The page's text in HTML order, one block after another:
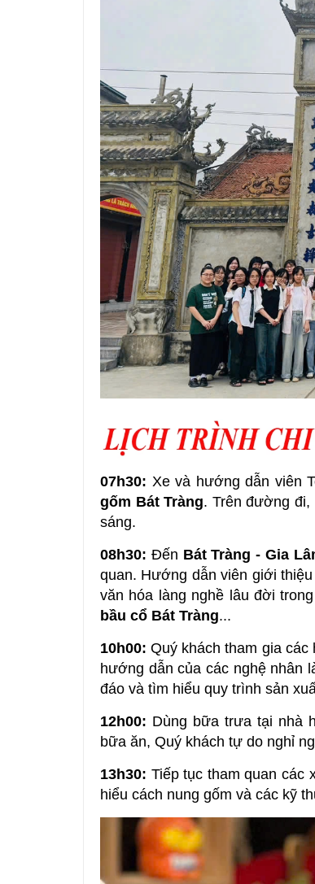
07h30: Xe và hướng dẫn viên
gốm Bát Tràng. Trên đường đi,
sáng.
08h30: Đến Bát Tràng - Gia
quan. Hướng dẫn viên giới
văn hóa làng nghề lâu đời
bầu cổ Bát Tràng...
10h00: Quý khách tham gia
hướng dẫn của các nghệ nhân
đáo và tìm hiểu quy trình sản
12h00: Dùng bữa trưa tại nhà
bữa ăn, Quý khách tự do nghỉ
13h30: Tiếp tục tham quan các
hiểu cách nung gốm và các kỹ